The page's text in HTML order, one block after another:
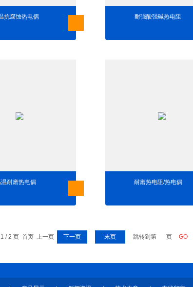
抗腐蚀热电偶 耐强酸强碱热电阻
耐磨热电偶 耐磨热电阻/热电偶
1 / 2 页 首页 上一页 下一页 末页 跳转到第 页